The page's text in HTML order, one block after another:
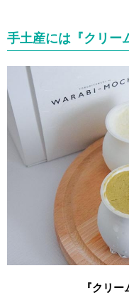
手土産には『クリー
『クリ